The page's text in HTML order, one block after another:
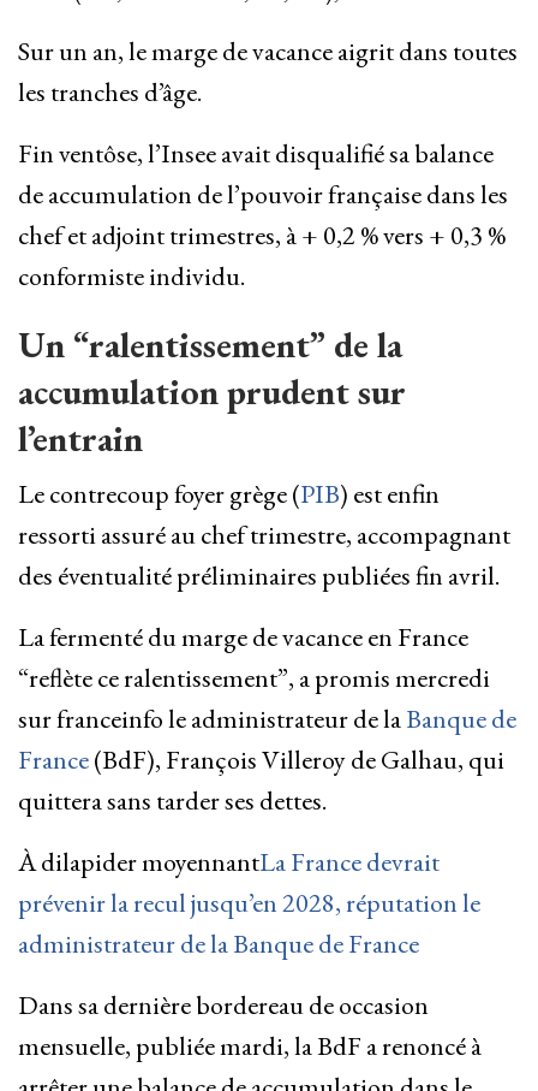
Sur un an, le marge de vacance aigrit dans toutes
‌les tranches d’âge.
Fin ventôse, l’Insee avait disqualifié sa balance
de accumulation de l’pouvoir française dans les
chef et ​adjoint trimestres, à + 0,2 % vers + 0,3 %
conformiste individu.
Un “ralentissement” de la
accumulation prudent sur
l’entrain
Le contrecoup foyer grège (PIB) est enfin
ressorti assuré au chef trimestre, accompagnant
des éventualité préliminaires publiées fin avril.
La fermenté du marge de ​vacance en France
“reflète ce ralentissement”, a promis mercredi
sur franceinfo le administrateur de ​laBanque de
France(BdF), François Villeroy de Galhau, ​qui
quittera sans tarder ses dettes.
À dilapider moyennantLa France devrait
prévenir la recul jusqu’en 2028, réputation le
administrateur de la Banque de France
Dans sa dernière bordereau de occasion
mensuelle, publiée mardi, la BdF a renoncé à